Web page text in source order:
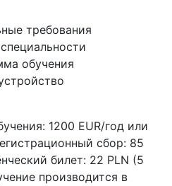
требования
обучения
1200 EUR/год или
сбор: 85
билет: 22 PLN (5
производится в